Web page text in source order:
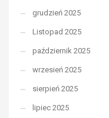
grudzień 2025
Listopad 2025
październik 2025
wrzesień 2025
sierpień 2025
lipiec 2025